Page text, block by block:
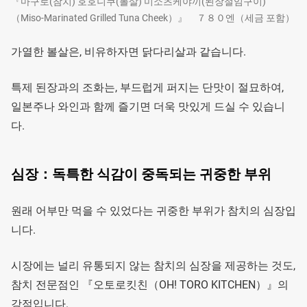
（Miso-Marinated Grilled Tuna Cheek）』 ７８０엔（세금 포함）
가열한 볼살은, 비유하자면 닭다리살과 같습니다.
특제 된장과의 조화는, 부드럽게 퍼지는 단맛이 절묘하여,
일본주나 와인과 함께 즐기면 더욱 맛있게 드실 수 있습니
다.
심장：독특한 식감이 중독되는 귀중한 부위
원래 어부만 먹을 수 있었다는 귀중한 부위가 참치의 심장입
니다.
시장에는 널리 유통되지 않는 참치의 심장을 제공하는 것도,
참치 전문점인 『오토로킷친（OH! TORO KITCHEN）』의
강점입니다.